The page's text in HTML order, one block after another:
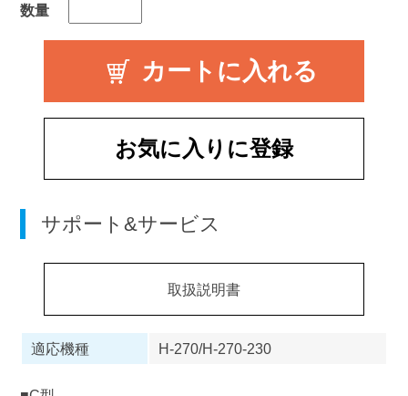
数量
お気に入りに登録
サポート&サービス
取扱説明書
適応機種 H-270/H-270-230